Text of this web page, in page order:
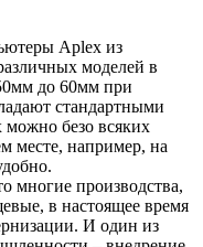
Aplex из
моделей в
до 60мм при
стандартными
можно безо всяких
месте, например, на
многие производства,
в настоящее время
И один из